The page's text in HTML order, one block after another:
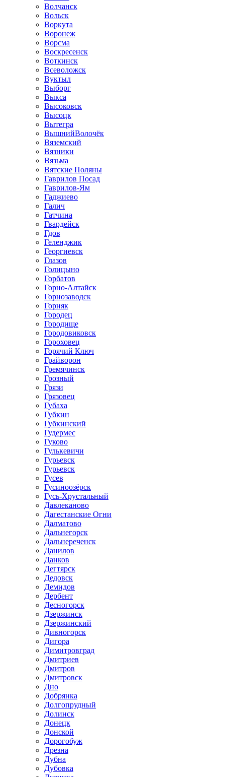
Волчанск
Вольск
Воркута
Воронеж
Ворсма
Воскресенск
Воткинск
Всеволожск
Вуктыл
Выборг
Выкса
Высоковск
Высоцк
Вытегра
ВышнийВолочёк
Вяземский
Вязники
Вязьма
Вятские Поляны
Гаврилов Посад
Гаврилов-Ям
Гаджиево
Галич
Гатчина
Гвардейск
Гдов
Геленджик
Георгиевск
Глазов
Голицыно
Горбатов
Горно-Алтайск
Горнозаводск
Горняк
Городец
Городище
Городовиковск
Гороховец
Горячий Ключ
Грайворон
Гремячинск
Грозный
Грязи
Грязовец
Губаха
Губкин
Губкинский
Гудермес
Гуково
Гулькевичи
Гурьевск
Гурьевск
Гусев
Гусиноозёрск
Гусь-Хрустальный
Давлеканово
Дагестанские Огни
Далматово
Дальнегорск
Дальнереченск
Данилов
Данков
Дегтярск
Дедовск
Демидов
Дербент
Десногорск
Дзержинск
Дзержинский
Дивногорск
Дигора
Димитровград
Дмитриев
Дмитров
Дмитровск
Дно
Добрянка
Долгопрудный
Долинск
Донецк
Донской
Дорогобуж
Дрезна
Дубна
Дубовка